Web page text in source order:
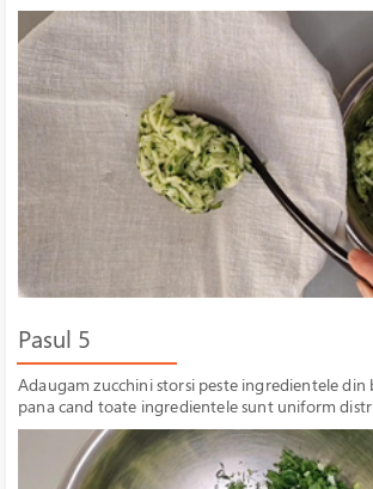
Pasul 5
Adaugam zucchini storsi peste ingredientele din
pana cand toate ingredientele sunt uniform